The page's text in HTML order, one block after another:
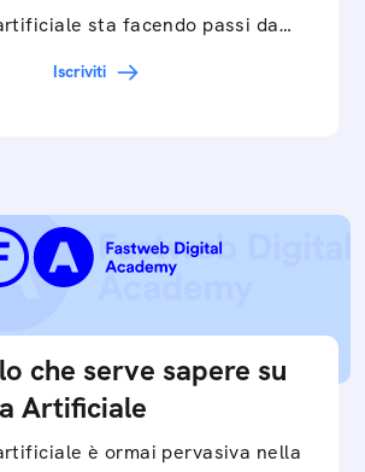
sta facendo passi da
dei big data ai chatbot e virtual…
Iscriviti
che serve sapere su
Artificiale
è ormai pervasiva nella